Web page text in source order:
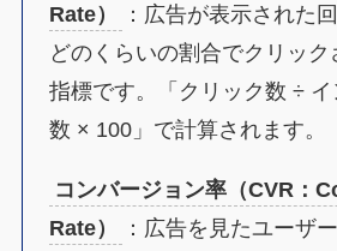
Rate）
：広告が表示された
どのくらいの割合でクリッ
指標です。「クリック数 ÷
数 × 100」で計算されます。
コンバージョン率（CVR：
Rate）
：広告を見たユーザ